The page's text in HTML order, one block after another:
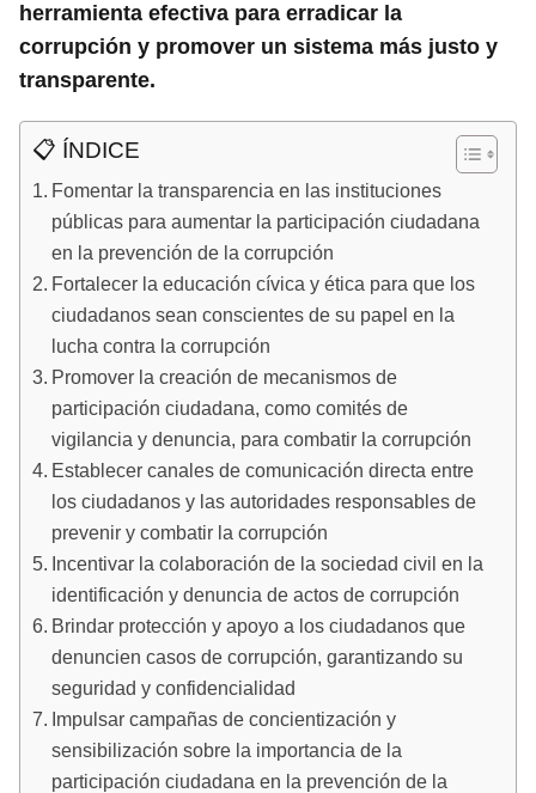
herramienta efectiva para erradicar la
corrupción y promover un sistema más justo y
transparente.
📋 ÍNDICE
Fomentar la transparencia en las instituciones
públicas para aumentar la participación ciudadana
en la prevención de la corrupción
Fortalecer la educación cívica y ética para que los
ciudadanos sean conscientes de su papel en la
lucha contra la corrupción
Promover la creación de mecanismos de
participación ciudadana, como comités de
vigilancia y denuncia, para combatir la corrupción
Establecer canales de comunicación directa entre
los ciudadanos y las autoridades responsables de
prevenir y combatir la corrupción
Incentivar la colaboración de la sociedad civil en la
identificación y denuncia de actos de corrupción
Brindar protección y apoyo a los ciudadanos que
denuncien casos de corrupción, garantizando su
seguridad y confidencialidad
Impulsar campañas de concientización y
sensibilización sobre la importancia de la
participación ciudadana en la prevención de la